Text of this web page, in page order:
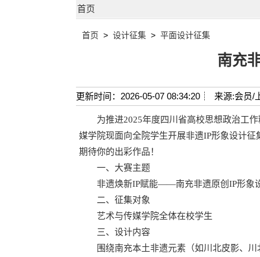
首页
首页 > 设计征集 > 平面设计征集
南充
更新时间：2026-05-07 08:34:20┊ 来源:会员/
为推进2025年度四川省高校思想政治工作
媒学院现面向全院学生开展非遗IP形象设计征
期待你的出彩作品！
一、大赛主题
非遗焕新IP赋能——南充非遗原创IP形象
二、征集对象
艺术与传媒学院全体在校学生
三、设计内容
围绕南充本土非遗元素（如川北皮影、川